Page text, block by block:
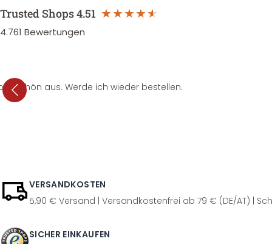
Trusted Shops4.51
4.761 Bewertungen
schön aus. Werde ich wieder bestellen.
VERSANDKOSTEN
5,90 € Versand | Versandkostenfrei ab 79 € (DE/AT) |
SICHER EINKAUFEN